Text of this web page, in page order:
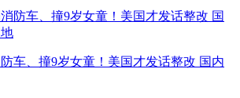
车、撞9岁女童！美国才发话整改 国内